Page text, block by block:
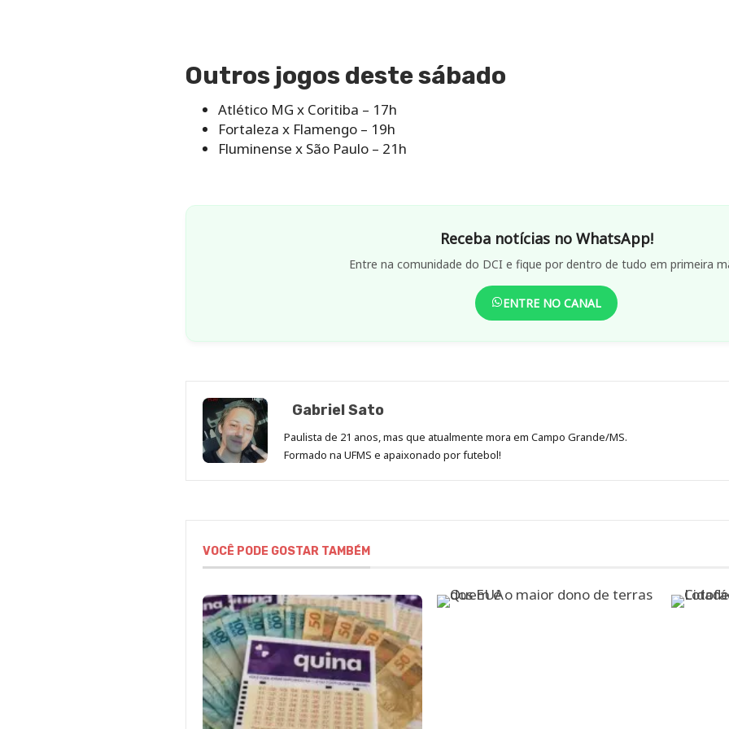
Outros jogos deste sábado
Atlético MG x Coritiba – 17h
Fortaleza x Flamengo – 19h
Fluminense x São Paulo – 21h
Receba notícias no WhatsApp!
Entre na comunidade do DCI e fique por dentro de tudo em primeira
ENTRE NO CANAL
Gabriel Sato
Paulista de 21 anos, mas que atualmente mora em Campo Grande/MS.
Formado na UFMS e apaixonado por futebol!
VOCÊ PODE GOSTAR TAMBÉM